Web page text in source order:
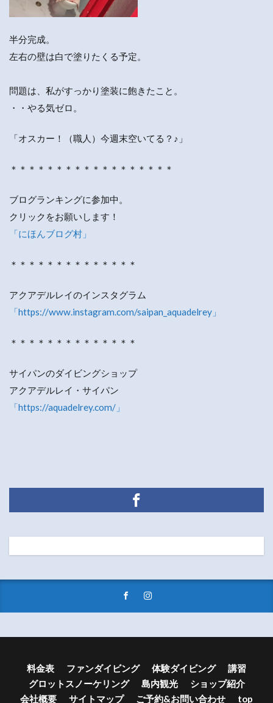
半分完成。
左右の壁は白で塗りたくる予定。
問題は、私がすっかり塗装に飽きたこと。
・・やる気ゼロ。
「オスカー！（職人）今週末空いてる？♪」
＊＊＊＊＊＊＊＊＊＊＊＊＊＊＊＊＊＊
ブログランキングに参加中。
クリックをお願いします！
「にほんブログ村」
＊＊＊＊＊＊＊＊＊＊＊＊＊＊
アクアデルレイのインスタグラム
「https://www.instagram.com/saipan_aquadelrey」
＊＊＊＊＊＊＊＊＊＊＊＊＊＊
サイパンのダイビングショップ
アクアデルレイ・サイパン
「https://aquadelrey.com/」
料金表 ファンダイビング 体験ダイビング
講習
グロットスノーケリング
島内観光
ショップ紹介
会社概要
サイトマップ ご予約&お問い合わせ top